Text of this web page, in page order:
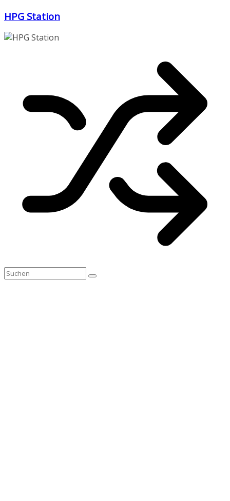
Zum
springen
HPG Station